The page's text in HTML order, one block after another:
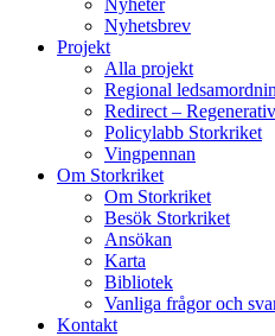
Nyheter
Nyhetsbrev
Projekt
Alla projekt
Regional
Redirect –
Policylabb Storkriket
Vingpennan
Om Storkriket
Om Storkriket
Besök Storkriket
Ansökan
Karta
Bibliotek
Vanliga frågor och
Kontakt